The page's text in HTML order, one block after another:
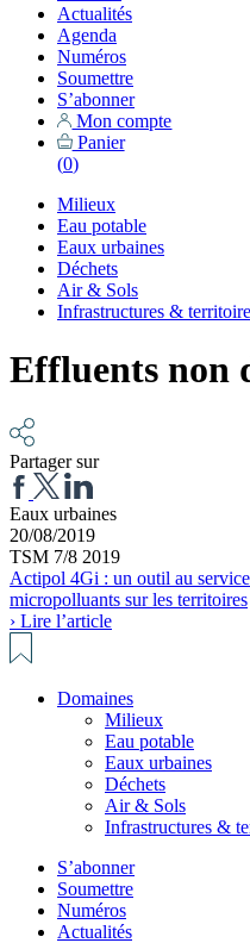
Actualités
Agenda
Numéros
Soumettre
S’abonner
Mon compte
Panier
(0)
Milieux
Eau potable
Eaux urbaines
Déchets
Air & Sols
Infrastructures &
Effluents non
Partager sur
Eaux urbaines
20/08/2019
TSM 7/8 2019
Actipol 4Gi : un outil au
micropolluants sur les territoires
› Lire l’article
Domaines
Milieux
Eau potable
Eaux urbaines
Déchets
Air & Sols
Infrastructures &
S’abonner
Soumettre
Numéros
Actualités